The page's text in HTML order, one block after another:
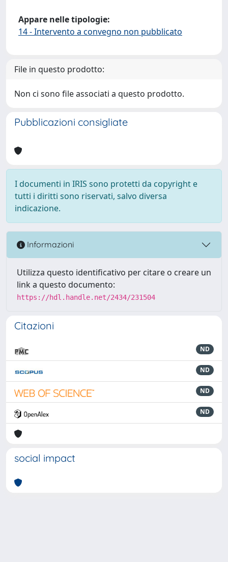
Appare nelle tipologie:
14 - Intervento a convegno non pubblicato
File in questo prodotto:
Non ci sono file associati a questo prodotto.
Pubblicazioni consigliate
I documenti in IRIS sono protetti da copyright e
tutti i diritti sono riservati, salvo diversa
indicazione.
Informazioni
Utilizza questo identificativo per citare o creare un
link a questo documento:
https://hdl.handle.net/2434/231504
Citazioni
ND
ND
ND
ND
social impact